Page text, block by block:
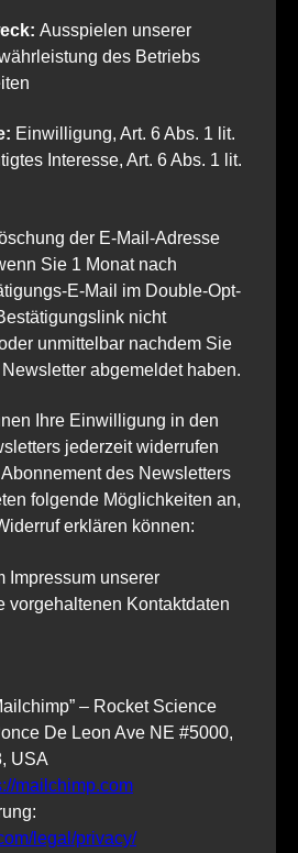
Ausspielen unserer
des Betriebs
Einwilligung, Art. 6 Abs. 1 lit.
Interesse, Art. 6 Abs. 1 lit.
der E-Mail-Adresse
Sie 1 Monat nach
E-Mail im Double-Opt-
nicht
unmittelbar nachdem Sie
abgemeldet haben.
Ihre Einwilligung in den
jederzeit widerrufen
des Newsletters
folgende Möglichkeiten an,
erklären können:
Impressum unserer
vorgehaltenen Kontaktdaten
– Rocket Science
De Leon Ave NE #5000,
USA
mailchimp.com
legal/privacy/